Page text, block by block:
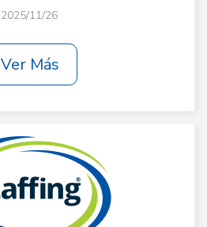
2025/11/26
Ver Más